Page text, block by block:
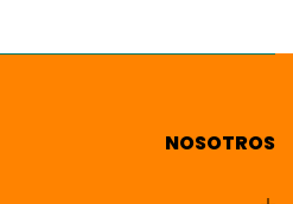
NOSOTROS